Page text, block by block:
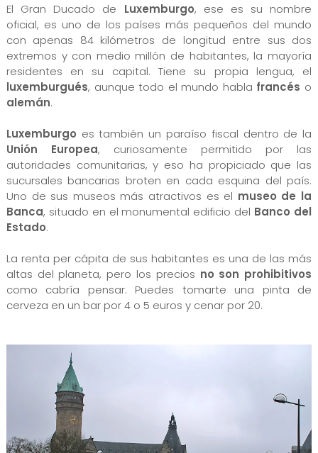
El Gran Ducado de Luxemburgo, ese es su nombre
oficial, es uno de los países más pequeños del mundo
con apenas 84 kilómetros de longitud entre sus dos
extremos y con medio millón de habitantes, la mayoría
residentes en su capital. Tiene su propia lengua, el
luxemburgués, aunque todo el mundo habla francés o
alemán.
Luxemburgo es también un paraíso fiscal dentro de la
Unión Europea, curiosamente permitido por las
autoridades comunitarias, y eso ha propiciado que las
sucursales bancarias broten en cada esquina del país.
Uno de sus museos más atractivos es el museo de la
Banca, situado en el monumental edificio del Banco del
Estado.
La renta per cápita de sus habitantes es una de las más
altas del planeta, pero los precios no son prohibitivos
como cabría pensar. Puedes tomarte una pinta de
cerveza en un bar por 4 o 5 euros y cenar por 20.